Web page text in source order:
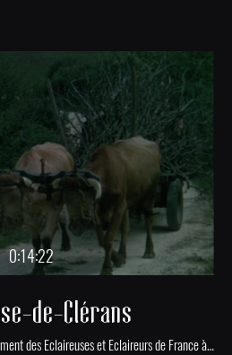
0:14:22
de-Clérans
Installation et quotidien au campement des Eclaireuses et Eclaireurs de France à Cause-de-Clérans en été 1964.